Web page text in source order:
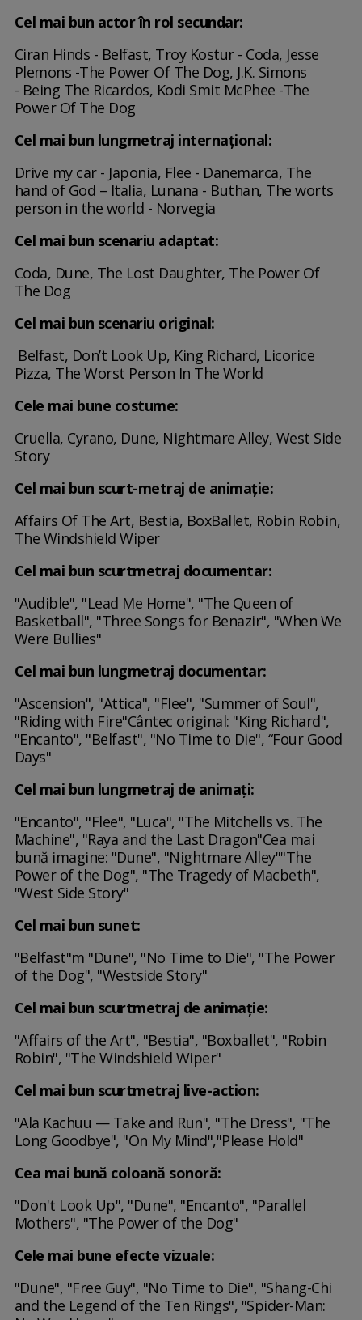
Cel mai bun actor în rol secundar:
Ciran Hinds - Belfast, Troy Kostur - Coda, Jesse
Plemons -The Power Of The Dog, J.K. Simons
- Being The Ricardos, Kodi Smit McPhee -The
Power Of The Dog
Cel mai bun lungmetraj internaţional:
Drive my car - Japonia, Flee - Danemarca, The
hand of God – Italia, Lunana - Buthan, The worts
person in the world - Norvegia
Cel mai bun scenariu adaptat:
Coda, Dune, The Lost Daughter, The Power Of
The Dog
Cel mai bun scenariu original:
Belfast, Don’t Look Up, King Richard, Licorice
Pizza, The Worst Person In The World
Cele mai bune costume:
Cruella, Cyrano, Dune, Nightmare Alley, West Side
Story
Cel mai bun scurt-metraj de animație:
Affairs Of The Art, Bestia, BoxBallet, Robin Robin,
The Windshield Wiper
Cel mai bun scurtmetraj documentar:
"Audible", "Lead Me Home", "The Queen of
Basketball", "Three Songs for Benazir", "When We
Were Bullies"
Cel mai bun lungmetraj documentar:
"Ascension", "Attica", "Flee", "Summer of Soul",
"Riding with Fire"Cântec original: "King Richard",
"Encanto", "Belfast", "No Time to Die", “Four Good
Days"
Cel mai bun lungmetraj de animaţi:
"Encanto", "Flee", "Luca", "The Mitchells vs. The
Machine", "Raya and the Last Dragon"Cea mai
bună imagine: "Dune", "Nightmare Alley""The
Power of the Dog", "The Tragedy of Macbeth",
"West Side Story"
Cel mai bun sunet:
"Belfast"m "Dune", "No Time to Die", "The Power
of the Dog", "Westside Story"
Cel mai bun scurtmetraj de animaţie:
"Affairs of the Art", "Bestia", "Boxballet", "Robin
Robin", "The Windshield Wiper"
Cel mai bun scurtmetraj live-action:
"Ala Kachuu — Take and Run", "The Dress", "The
Long Goodbye", "On My Mind","Please Hold"
Cea mai bună coloană sonoră:
"Don't Look Up", "Dune", "Encanto", "Parallel
Mothers", "The Power of the Dog"
Cele mai bune efecte vizuale:
"Dune", "Free Guy", "No Time to Die", "Shang-Chi
and the Legend of the Ten Rings", "Spider-Man: